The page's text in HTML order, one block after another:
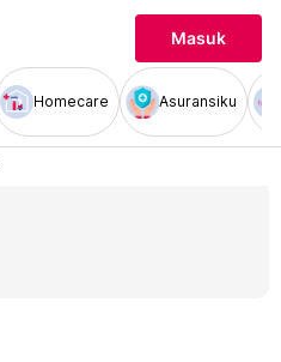
Masuk
Homecare Asuransiku